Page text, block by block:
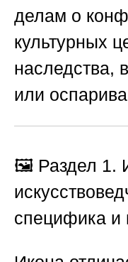
делам о
культурных
наследства,
или
🖼️ Раздел 1.
специфика и